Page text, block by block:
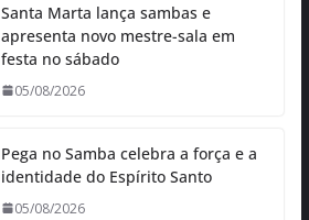
Santa Marta lança sambas e
apresenta novo mestre-sala em
festa no sábado
05/08/2026
Pega no Samba celebra a força e a
identidade do Espírito Santo
05/08/2026